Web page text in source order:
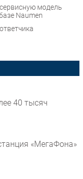
модель
Naumen
40 тысяч
«МегаФона»